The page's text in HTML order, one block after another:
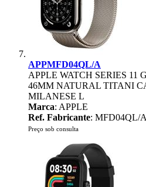
APPMFD04QL/A
APPLE WATCH SERIES 11
46MM NATURAL TITANI
MILANESE L
Marca: APPLE
Ref. Fabricante: MFD04QL/A
Preço sob consulta